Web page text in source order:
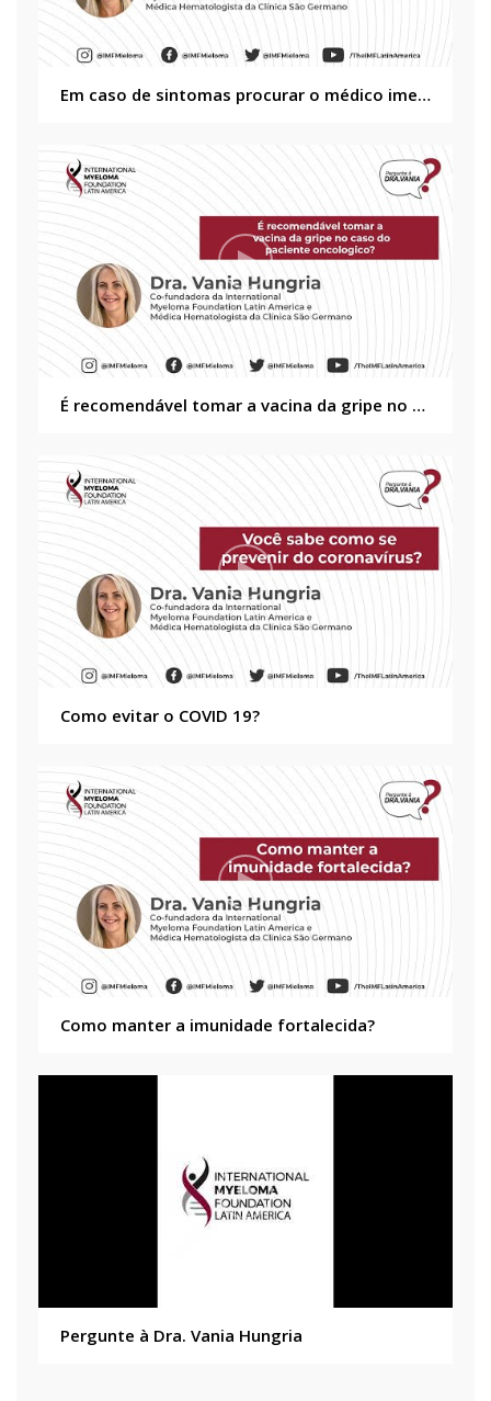
Em caso de sintomas procurar o médico imediatamente ou tratar em casa?
É recomendável tomar a vacina da gripe no caso do paciente oncológico?
Como evitar o COVID 19?
Como manter a imunidade fortalecida?
Pergunte à Dra. Vania Hungria